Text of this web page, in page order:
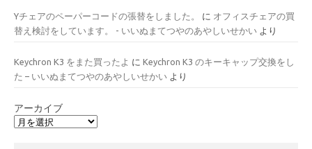
Yチェアのペーパーコードの張替をしました。 に オフィスチェアの買
替え検討をしています。 - いいぬまてつやのあやしいせかい より
Keychron K3 をまた買ったよ に Keychron K3 のキーキャップ交換をし
た – いいぬまてつやのあやしいせかい より
アーカイブ